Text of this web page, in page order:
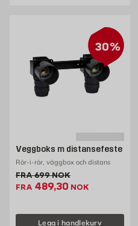
30%
Veggboks m distansefeste
Rör-i-rör, väggbox och distans
FRAGammel pris 699 NOK /stk
699NOK
FRA Ekstrapris 489.3
489,30 NOK
Legg i handlekurv